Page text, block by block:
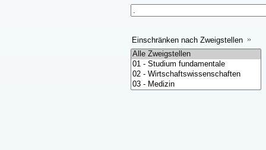
Einschränken nach Zweigstellen